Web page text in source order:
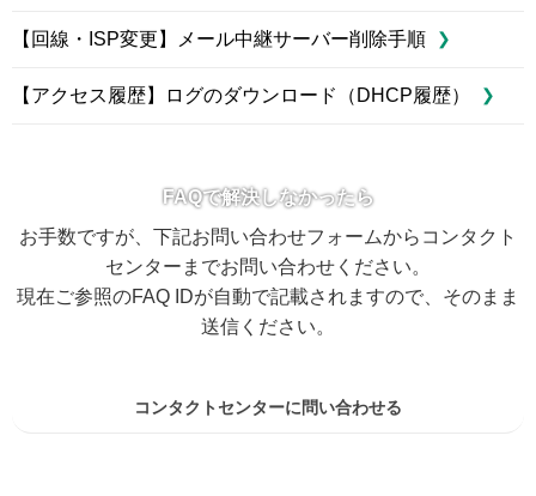
【回線・ISP変更】メール中継サーバー削除手順
【アクセス履歴】ログのダウンロード（DHCP履歴）
FAQで解決しなかったら
お手数ですが、下記お問い合わせフォームからコンタクト
センターまでお問い合わせください。
現在ご参照のFAQ IDが自動で記載されますので、そのまま
送信ください。
コンタクトセンターに問い合わせる